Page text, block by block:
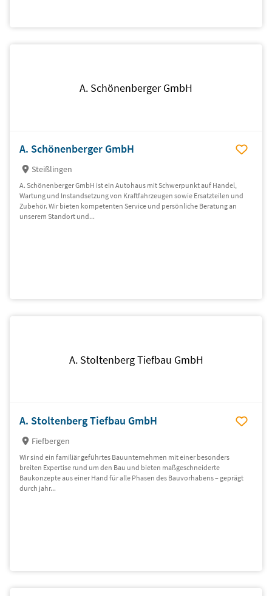
A. Schönenberger GmbH
A. Schönenberger GmbH
Steißlingen
A. Schönenberger GmbH ist ein Autohaus mit Schwerpunkt auf Handel,
Wartung und Instandsetzung von Kraftfahrzeugen sowie Ersatzteilen und
Zubehör. Wir bieten kompetenten Service und persönliche Beratung an
unserem Standort und...
A. Stoltenberg Tiefbau GmbH
A. Stoltenberg Tiefbau GmbH
Fiefbergen
Wir sind ein familiär geführtes Bauunternehmen mit einer besonders
breiten Expertise rund um den Bau und bieten maßgeschneiderte
Baukonzepte aus einer Hand für alle Phasen des Bauvorhabens – geprägt
durch jahr...